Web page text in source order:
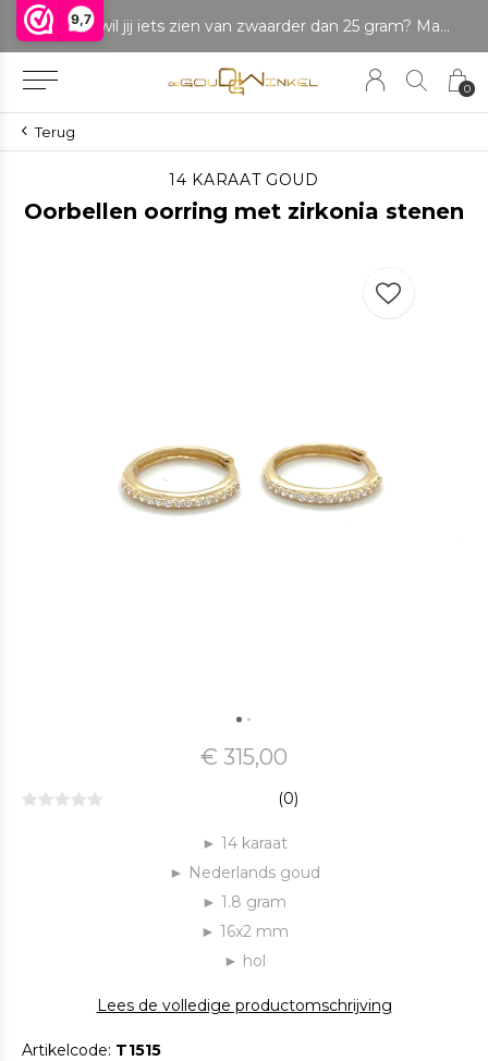
9,7
0
LET OP: wil jij iets zien van zwaarder dan 25 gram? Maak dan een afspraak om het product te bekijken. Producten boven de 25 gram NIET aanwezig in winkel.
Terug
14 KARAAT GOUD
Oorbellen oorring met zirkonia stenen
€ 315,00
(0)
► 14 karaat
► Nederlands goud
► 1.8 gram
► 16x2 mm
► hol
Lees de volledige productomschrijving
Artikelcode: T1515